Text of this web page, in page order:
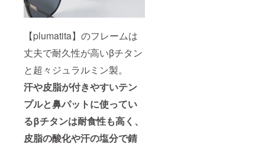
【plumatita】のフレームは
丈夫で耐久性が高いβチタン
と超々ジュラルミン製。
汗や皮脂が付きやすいテン
プルと鼻パットに使ってい
るβチタンは耐食性も高く、
皮脂の酸化や汗の塩分で錆